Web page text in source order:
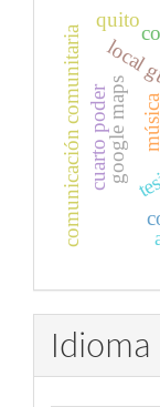
local
google maps
cuarto poder música
comunicación comunitaria
quito
Idioma